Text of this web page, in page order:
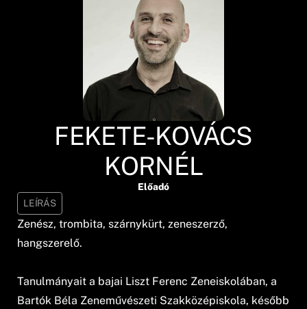
FEKETE-KOVÁCS
KORNÉL
Előadó
LEÍRÁS
Zenész, trombita, szárnykürt, zeneszerző,
hangszerelő.
Tanulmányait a bajai Liszt Ferenc Zeneiskolában, a
Bartók Béla Zeneművészeti Szakközépiskola, később